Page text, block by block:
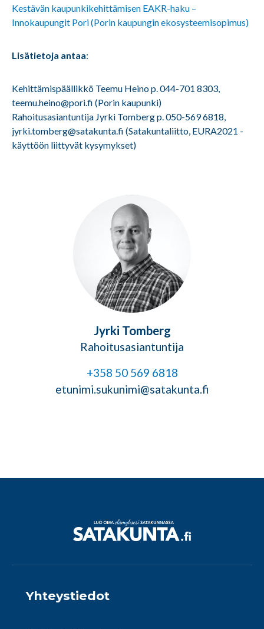
Kestävän kaupunkikehittämisen EAKR-haku –
Innokaupungit Pori (Porin kaupungin ekosysteemisopimus)
Lisätietoja antaa:
Kehittämispäällikkö Teemu Heino p. 044-701 8303,
teemu.heino@pori.fi (Porin kaupunki)
Rahoitusasiantuntija Jyrki Tomberg p. 050-569 6818,
jyrki.tomberg@satakunta.fi (Satakuntaliitto, EURA2021 -
käyttöön liittyvät kysymykset)
Jyrki Tomberg
Rahoitusasiantuntija
+358 50 569 6818
etunimi.sukunimi@satakunta.fi
Yhteystiedot